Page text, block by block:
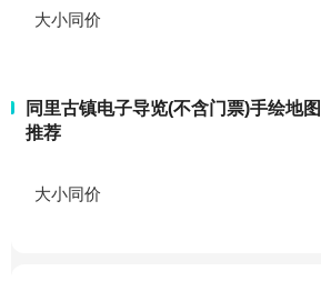
大小同价
同里古镇电子导览(不含门票)手绘地
推荐
大小同价